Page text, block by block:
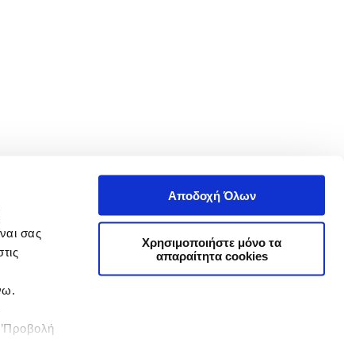
σας
Αποδοχή Όλων
Χρησιμοποιήστε μόνο τα
απαραίτητα cookies